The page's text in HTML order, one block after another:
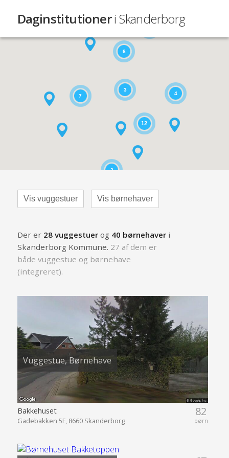
Daginstitutioneri Skanderborg
3
6
7
12
4
2
Vis vuggestuer Vis børnehaver
Der er 28 vuggestuerog 40 børnehaveri
Skanderborg Kommune. 27 af dem er
både vuggestue og børnehave
(integreret).
Vuggestue, Børnehave
82
børn
Bakkehuset
Gadebakken 5F, 8660 Skanderborg